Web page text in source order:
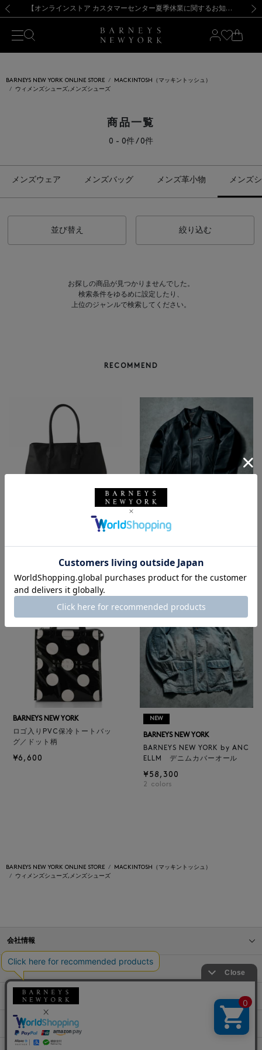
新規登録のお客様も対象！＜MY BARNEYS＞会員のお客様は11,000円（税込）以上のお買上げで常時送料無料！お買い物の際は会員登録を！
【夏季休業に伴う出荷一時停止のお知らせ】(2026.8.7) 【オンラインストア カスタマーセンター夏季休業に関するお知らせ】（2026.8.7）
【夏季休業に伴う返品・交換承り一時停止のお知らせ】（2026.8.5）
熊本県を中心とした地震の影響によるお荷物のお届けについて
【開催中】SUMMER SALEのご案内・ご注意事項 新規登録のお客様も対象！＜MY BARNEYS＞会員のお客様は11,000円（税込）以上のお買上げで常時送料無料！お買い物の際は会員登録を！
【夏季休業に伴う出荷一時停止のお知らせ】(2026.8.7)
BARNEYS NEW YORK ONLINE STORE
MACKINTOSH（マッキントッシュ）
ウィメンズシューズ,メンズシューズ
商品一覧
0 - 0件 / 0件
メンズウェア メンズバッグ メンズ革小物 メンズ
並び替え 絞り込む
お探しの商品が見つかりませんでした。
検索条件をゆるめに設定したり、
上位のジャンルで検索してください。
RECOMMEND
レザートートバッグ（M）
NEW
ELLM ホースレザーブルゾン
¥165,000
BARNEYS NEW YORK
ロゴ入りPVC保冷トートバッ
グ／ドット柄
¥6,600
NEW
BARNEYS NEW YORK
BARNEYS NEW YORK by ANC
ELLM デニムカバーオール
¥58,300
2 colors
BARNEYS NEW YORK ONLINE STORE
MACKINTOSH（マッキントッシュ）
ウィメンズシューズ,メンズシューズ
会社情報
オンラインストアショッピングガイド
店舗情報
サービス